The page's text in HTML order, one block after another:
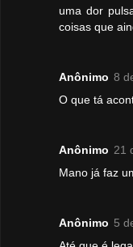
uma dor
coisas que
Anônimo 8
O que tá
Anônimo 21
Mano já faz
Anônimo 5